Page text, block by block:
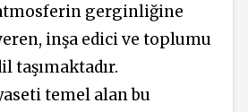
gerginliğine
inşa edici ve toplumu
taşımaktadır.
temel alan bu